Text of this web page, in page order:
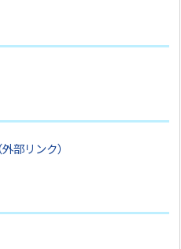
外部リンク）